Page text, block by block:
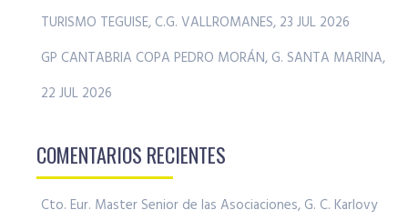
TURISMO TEGUISE, C.G. VALLROMANES, 23 JUL 2026
GP CANTABRIA COPA PEDRO MORÁN, G. SANTA MARINA,
22 JUL 2026
COMENTARIOS RECIENTES
Cto. Eur. Master Senior de las Asociaciones, G. C. Karlovy